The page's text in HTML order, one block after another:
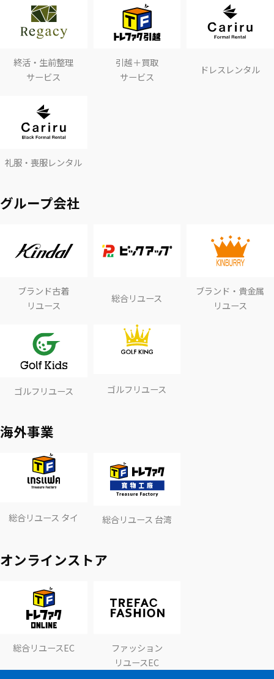
終活・生前整理
サービス
引越＋買取
サービス
ドレスレンタル
礼服・喪服レンタル
グループ会社
ブランド古着
リユース
総合リユース
ブランド・貴金属
リユース
ゴルフリユース ゴルフリユース
海外事業
総合リユース タイ 総合リユース 台湾
オンラインストア
総合リユースEC
ファッション
リユースEC